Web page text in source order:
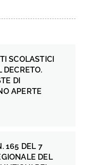
SCOLASTICI
DI
APERTE
165 DEL 7
DEL